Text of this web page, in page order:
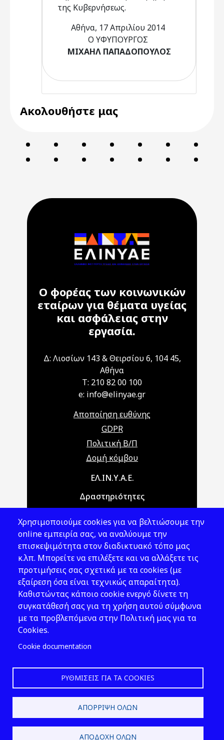
της Κυβερνήσεως.
Αθήνα, 17 Απριλίου 2014
Ο ΥΦΥΠΟΥΡΓΟΣ
ΜΙΧΑΗΛ ΠΑΠΑΔΟΠΟΥΛΟΣ
Ακολουθήστε μας
Ο φορέας των κοινωνικών
εταίρων για θέματα υγείας
και ασφάλειας στην
εργασία.
Δ: Λιοσίων 143 & Θειρσίου 6, 104 45,
Αθήνα
T: 210 82 00 100
e: info@elinyae.gr
Αποποίηση ευθύνης
GDPR
Πολιτική Β/Π
Δομή κόμβου
Main navigationΕΛ.ΙΝ.Υ.Α.Ε.
Δραστηριότητες
Νομοθεσία
Εκδόσεις
Νέα - Εκδηλώσεις
Ακολουθήστε μας
Χρησιμοποιούμε cookies για να βελτιώσουμε την
online εμπειρία σας, να αναλύουμε την
επισκεψιμότητα στον διαδικτυακό τόπο μας
κ.λπ. Μπορείτε να επιλέξετε και να αλλάξετε τις
προτιμήσεις σας σχετικά με τα cookies (με
εξαίρεση όσα είναι τεχνικώς απαραίτητα).
Καθιστώντας κάποιο cookie ενεργό δίνετε τη
συγκατάθεσή σας για τη χρήση αυτού σύμφωνα
με τα προβλεπόμενα στην Πολιτική μας για τα
Cookies.
Cookie documentation
ΡΥΘΜΊΣΕΙΣ ΓΙΑ ΤΑ COOKIES
ΑΠΌΡΡΙΨΗ ΌΛΩΝ
ΑΠΟΔΟΧΉ ΌΛΩΝ
2026 © ΕΛ.ΙΝ.Υ.Α.Ε.
Design & Development by